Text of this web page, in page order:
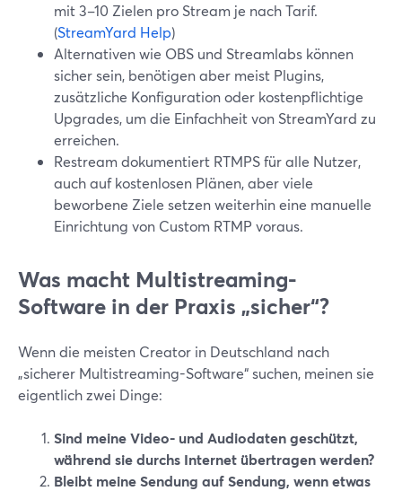
mit 3–10 Zielen pro Stream je nach Tarif.
(StreamYard Help)
Alternativen wie OBS und Streamlabs können
sicher sein, benötigen aber meist Plugins,
zusätzliche Konfiguration oder kostenpflichtige
Upgrades, um die Einfachheit von StreamYard zu
erreichen.
Restream dokumentiert RTMPS für alle Nutzer,
auch auf kostenlosen Plänen, aber viele
beworbene Ziele setzen weiterhin eine manuelle
Einrichtung von Custom RTMP voraus.
Was macht Multistreaming-
Software in der Praxis „sicher“?
Wenn die meisten Creator in Deutschland nach
„sicherer Multistreaming-Software“ suchen, meinen sie
eigentlich zwei Dinge:
Sind meine Video- und Audiodaten geschützt,
während sie durchs Internet übertragen werden?
Bleibt meine Sendung auf Sendung, wenn etwas